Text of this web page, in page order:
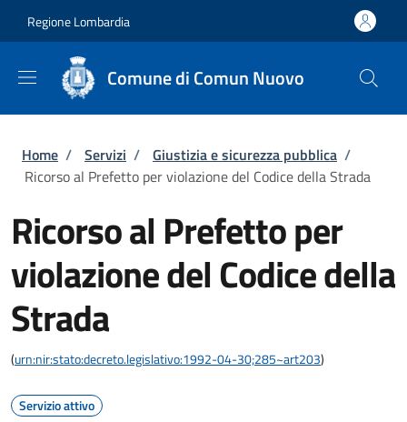
Regione Lombardia
Comune di Comun Nuovo
Briciole di pane
Home / Servizi / Giustizia e sicurezza pubblica /
Ricorso al Prefetto per violazione del Codice della Strada
Ricorso al Prefetto per
violazione del Codice della
Strada
(urn:nir:stato:decreto.legislativo:1992-04-30;285~art203)
Servizio attivo